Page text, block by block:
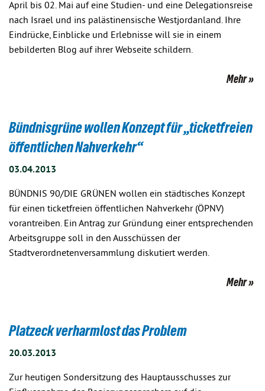
April bis 02. Mai auf eine Studien- und eine Delegationsreise
nach Israel und ins palästinensische Westjordanland. Ihre
Eindrücke, Einblicke und Erlebnisse will sie in einem
bebilderten Blog auf ihrer Webseite schildern.
Mehr
Bündnisgrüne wollen Konzept für „ticketfreien
öffentlichen Nahverkehr“
03.04.2013
BÜNDNIS 90/DIE GRÜNEN wollen ein städtisches Konzept
für einen ticketfreien öffentlichen Nahverkehr (ÖPNV)
vorantreiben. Ein Antrag zur Gründung einer entsprechenden
Arbeitsgruppe soll in den Ausschüssen der
Stadtverordnetenversammlung diskutiert werden.
Mehr
Platzeck verharmlost das Problem
20.03.2013
Zur heutigen Sondersitzung des Hauptausschusses zur